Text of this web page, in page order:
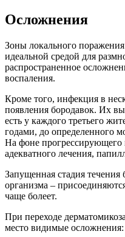
Осложнения
Зоны локального
идеальной средой для
распространенное
воспаления.
Кроме того, инфекция в
появления бородавок. Их
есть у каждого третьего
годами, до определенного
На фоне прогрессирующего
адекватного лечения,
Запущенная стадия
организма –
чаще болеет.
При переходе
место видимые осложнения: